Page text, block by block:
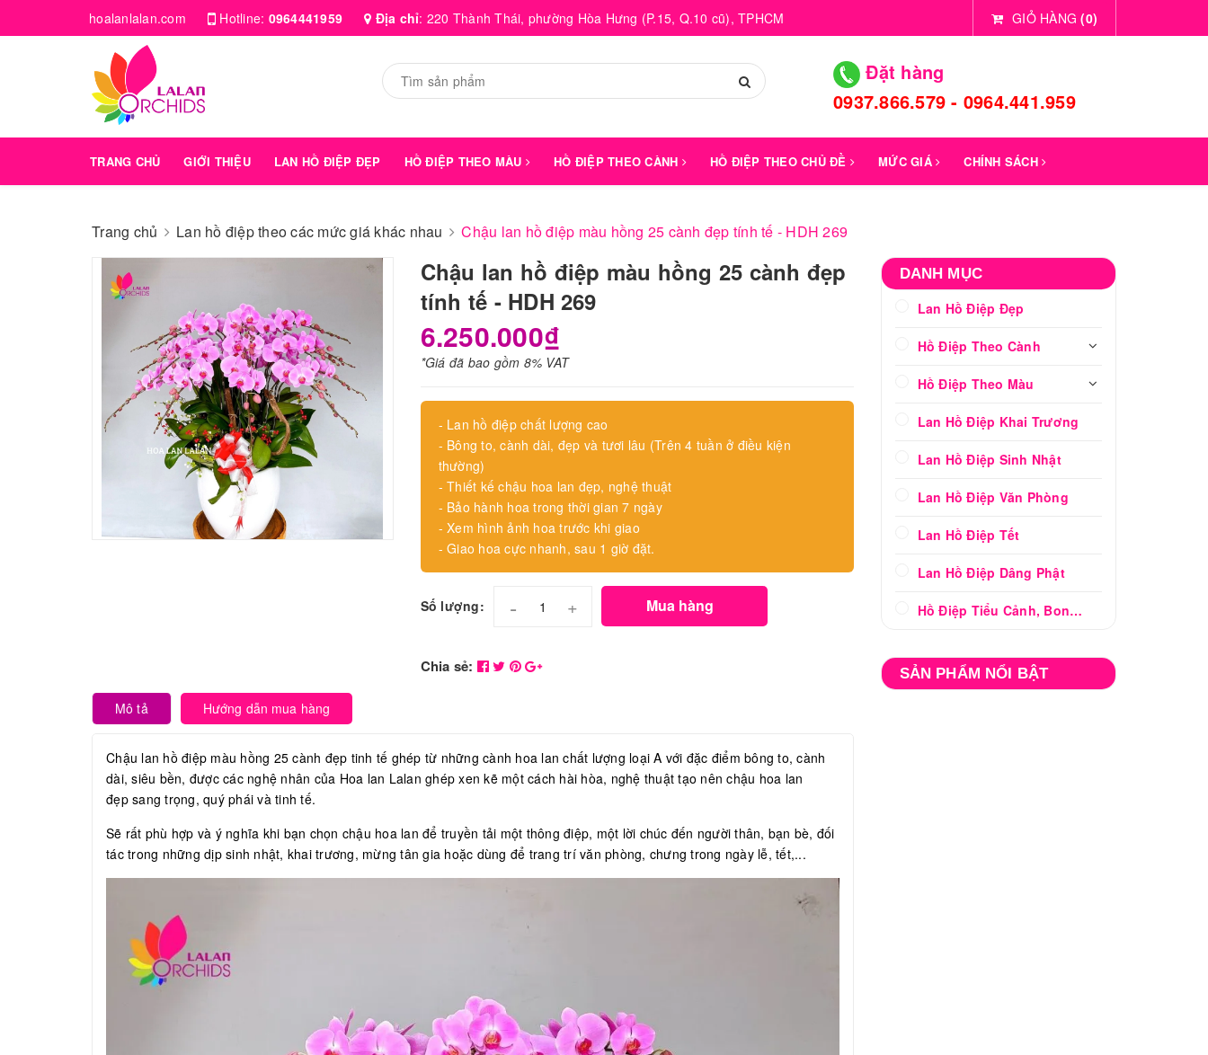
hoalanlalan.com Hotline: 0964441959 Địa chỉ: 220 Thành Thái, phường Hòa Hưng (P.15, Q.10 cũ), TPHCM GIỎ HÀNG (0)
Đặt hàng
0937.866.579 - 0964.441.959
TRANG CHỦ GIỚI THIỆU LAN HỒ ĐIỆP ĐẸP HỒ ĐIỆP THEO MÀU HỒ ĐIỆP THEO CÀNH HỒ ĐIỆP THEO CHỦ ĐỀ MỨC GIÁ CHÍNH SÁCH
Trang chủ Lan hồ điệp theo các mức giá khác nhau Chậu lan hồ điệp màu hồng 25 cành đẹp tính tế - HDH 269
Chậu lan hồ điệp màu hồng 25 cành đẹp
tính tế - HDH 269
6.250.000₫
*Giá đã bao gồm 8% VAT
- Lan hồ điệp chất lượng cao
- Bông to, cành dài, đẹp và tươi lâu (Trên 4 tuần ở điều kiện
thường)
- Thiết kế chậu hoa lan đẹp, nghệ thuật
- Bảo hành hoa trong thời gian 7 ngày
- Xem hình ảnh hoa trước khi giao
- Giao hoa cực nhanh, sau 1 giờ đặt.
Số lượng: - + Mua hàng
Chia sẻ:
Mô tả Hướng dẫn mua hàng
Chậu lan hồ điệp màu hồng 25 cành đẹp tinh tế ghép từ những cành hoa lan chất lượng loại A với đặc điểm bông to, cành
dài, siêu bền, được các nghệ nhân của Hoa lan Lalan ghép xen kẽ một cách hài hòa, nghệ thuật tạo nên chậu hoa lan
đẹp sang trọng, quý phái và tinh tế.
Sẽ rất phù hợp và ý nghĩa khi bạn chọn chậu hoa lan để truyền tải một thông điệp, một lời chúc đến người thân, bạn bè, đối
tác trong những dịp sinh nhật, khai trương, mừng tân gia hoặc dùng để trang trí văn phòng, chưng trong ngày lễ, tết,...
DANH MỤC
Lan Hồ Điệp Đẹp
Hồ Điệp Theo Cành
Hồ Điệp Theo Màu
Lan Hồ Điệp Khai Trương
Lan Hồ Điệp Sinh Nhật
Lan Hồ Điệp Văn Phòng
Lan Hồ Điệp Tết
Lan Hồ Điệp Dâng Phật
Hồ Điệp Tiểu Cảnh, Bonsai
SẢN PHẨM NỔI BẬT